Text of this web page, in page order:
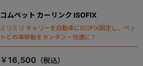
コムペット カーリンク ISOFIX
ミリミリ キャリーを自動車にISOFIX固定し、ペッ
トとの車移動をカンタン・快適に！
￥16,500